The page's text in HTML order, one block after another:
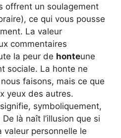
offrent un soulagement
ce qui vous pousse
La valeur
commentaires
la peur de honteune
sociale. La honte ne
faisons, mais ce que
yeux des autres.
symboliquement,
là naît l’illusion que si
valeur personnelle le